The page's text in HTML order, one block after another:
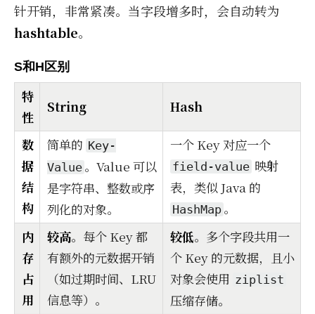
针开销，非常紧凑。当字段增多时，会自动转为
hashtable。
S和H区别
特
性
String Hash
数
据
结
构
简单的 Key-
Value 。Value 可以
是字符串、整数或序
列化的对象。
一个 Key 对应一个
field-value 映射
表，类似 Java 的
HashMap 。
内
存
占
用
较高。每个 Key 都
有额外的元数据开销
（如过期时间、LRU
信息等）。
较低。多个字段共用一
个 Key 的元数据，且小
对象会使用 ziplist
压缩存储。